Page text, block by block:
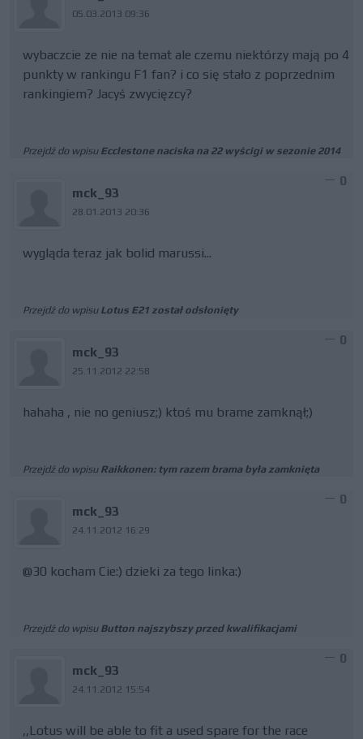
05.03.2013 09:36
wybaczcie ze nie na temat ale czemu niektórzy mają po 4
punkty w rankingu F1 fan? i co się stało z poprzednim
rankingiem? Jacyś zwycięzcy?
Przejdź do wpisu Ecclestone naciska na 22 wyścigi w sezonie 2014
mck_93
28.01.2013 20:36
0
wygląda teraz jak bolid marussi...
Przejdź do wpisu Lotus E21 został odsłonięty
mck_93
25.11.2012 22:58
0
hahaha , nie no geniusz;) ktoś mu brame zamknął;)
Przejdź do wpisu Raikkonen: tym razem brama była zamknięta
mck_93
24.11.2012 16:29
0
@30 kocham Cie:) dzieki za tego linka:)
Przejdź do wpisu Button najszybszy przed kwalifikacjami
mck_93
24.11.2012 15:54
0
,,Lotus will be able to fit a used spare for the race